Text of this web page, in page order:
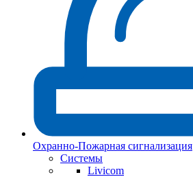
Охранно-Пожарная сигнализация
Системы
Livicom